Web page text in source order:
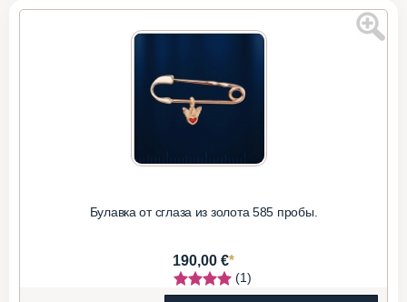
Булавка от сглаза из золота 585 пробы.
190,00 €*
(1)